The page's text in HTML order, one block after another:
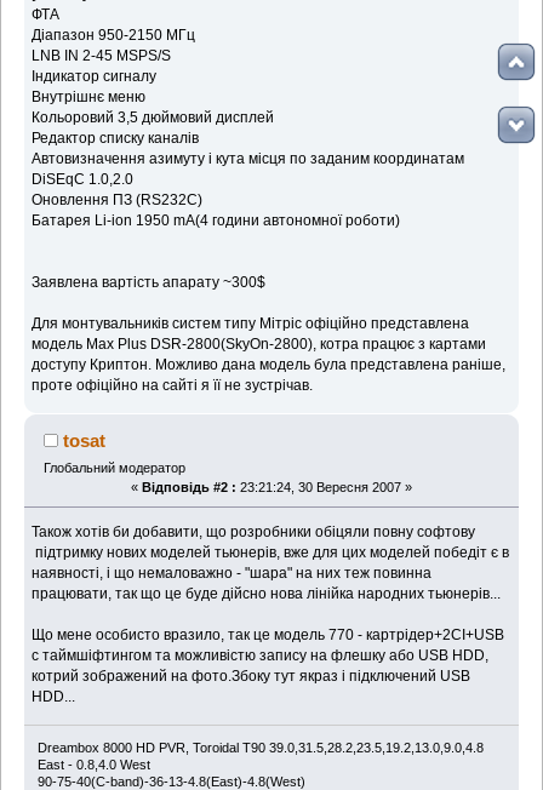
ФТА
Діапазон 950-2150 МГц
LNB IN 2-45 MSPS/S
Індикатор сигналу
Внутрішнє меню
Кольоровий 3,5 дюймовий дисплей
Редактор списку каналів
Автовизначення азимуту і кута місця по заданим координатам
DiSEqC 1.0,2.0
Оновлення ПЗ (RS232C)
Батарея Li-ion 1950 mA(4 години автономної роботи)
Заявлена вартість апарату ~300$
Для монтувальників систем типу Мітріс офіційно представлена
модель Max Plus DSR-2800(SkyOn-2800), котра працює з картами
доступу Криптон. Можливо дана модель була представлена раніше,
проте офіційно на сайті я її не зустрічав.
tosat
Глобальний модератор
« Відповідь #2 : 23:21:24, 30 Вересня 2007 »
Також хотів би добавити, що розробники обіцяли повну софтову
підтримку нових моделей тьюнерів, вже для цих моделей победіт є в
наявності, і що немаловажно - "шара" на них теж повинна
працювати, так що це буде дійсно нова лінійка народних тьюнерів...
Що мене особисто вразило, так це модель 770 - картрідер+2СI+USB
с таймшіфтингом та можливістю запису на флешку або USB HDD,
котрий зображений на фото.Збоку тут якраз і підключений USB
HDD...
Dreambox 8000 HD PVR, Toroidal T90 39.0,31.5,28.2,23.5,19.2,13.0,9.0,4.8
East - 0.8,4.0 West
90-75-40(C-band)-36-13-4.8(East)-4.8(West)